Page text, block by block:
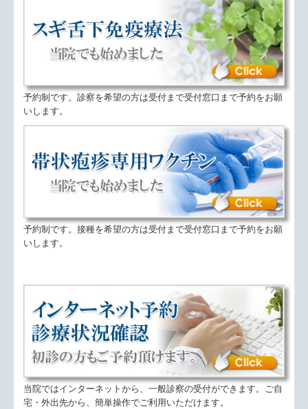
予約制です。診察を希望の方は受付まで受付窓口まで予約をお願
いします。
予約制です。接種を希望の方は受付まで受付窓口まで予約をお願
いします。
当院ではインターネットから、一般診察の受付ができます。ご自
宅・外出先から、簡単操作でご利用いただけます。